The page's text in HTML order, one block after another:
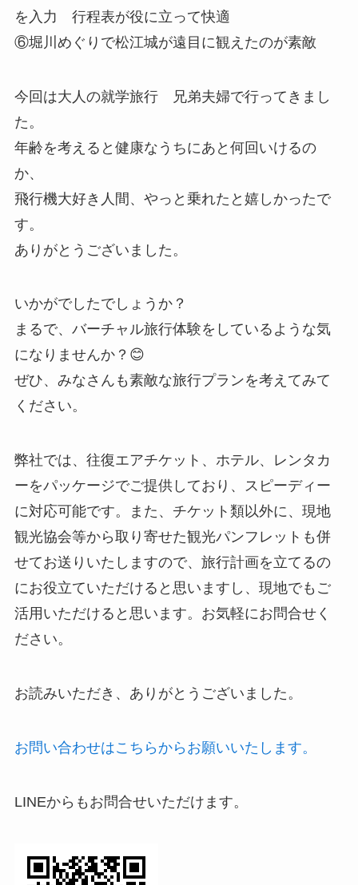
を入力 行程表が役に立って快適
⑥堀川めぐりで松江城が遠目に観えたのが素敵
今回は大人の就学旅行 兄弟夫婦で行ってきまし
た。
年齢を考えると健康なうちにあと何回いけるの
か、
飛行機大好き人間、やっと乗れたと嬉しかったで
す。
ありがとうございました。
いかがでしたでしょうか？
まるで、バーチャル旅行体験をしているような気
になりませんか？😊
ぜひ、みなさんも素敵な旅行プランを考えてみて
ください。
弊社では、往復エアチケット、ホテル、レンタカ
ーをパッケージでご提供しており、スピーディー
に対応可能です。また、チケット類以外に、現地
観光協会等から取り寄せた観光パンフレットも併
せてお送りいたしますので、旅行計画を立てるの
にお役立ていただけると思いますし、現地でもご
活用いただけると思います。お気軽にお問合せく
ださい。
お読みいただき、ありがとうございました。
お問い合わせはこちらからお願いいたします。
LINEからもお問合せいただけます。